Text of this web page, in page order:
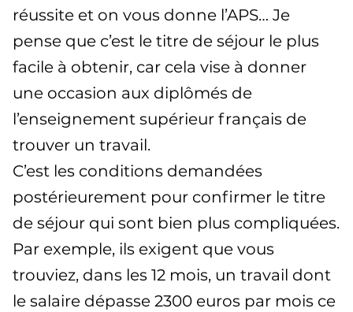
réussite et on vous donne l’APS… Je
pense que c’est le titre de séjour le plus
facile à obtenir, car cela vise à donner
une occasion aux diplômés de
l’enseignement supérieur français de
trouver un travail.
C’est les conditions demandées
postérieurement pour confirmer le titre
de séjour qui sont bien plus compliquées.
Par exemple, ils exigent que vous
trouviez, dans les 12 mois, un travail dont
le salaire dépasse 2300 euros par mois ce